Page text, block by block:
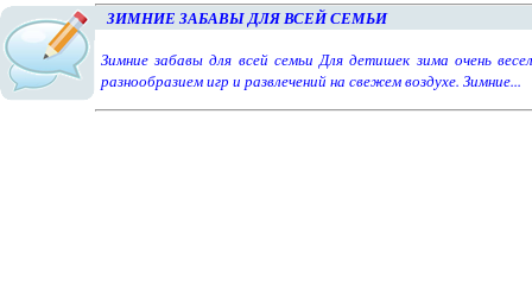
ЗИМНИЕ ЗАБАВЫ ДЛЯ ВСЕЙ СЕМЬИ
Зимние забавы для всей семьи Для детишек зима очень
разнообразием игр и развлечений на свежем воздухе. Зимние...